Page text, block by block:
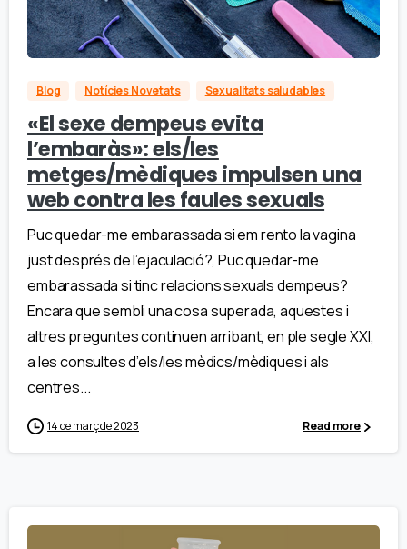
Blog Notícies Novetats Sexualitats saludables
«El sexe dempeus evita
l’embaràs»: els/les
metges/mèdiques impulsen una
web contra les faules sexuals
Puc quedar-me embarassada si em rento la vagina
just després de l’ejaculació?, Puc quedar-me
embarassada si tinc relacions sexuals dempeus?
Encara que sembli una cosa superada, aquestes i
altres preguntes continuen arribant, en ple segle XXI,
a les consultes d’els/les mèdics/mèdiques i als
centres...
14 de març de 2023 Read more